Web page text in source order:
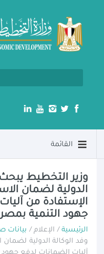
القائمة
وزير التخطيط
الإستفادة من
جهود التنمية بمصر
الرئيسية / الإعلام / بيانات